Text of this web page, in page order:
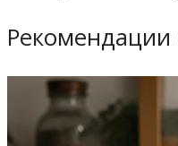
Рекомендации